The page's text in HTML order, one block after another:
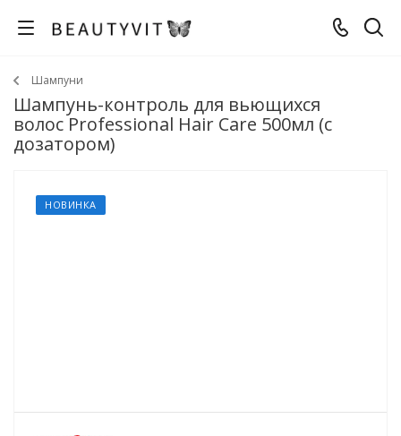
Шампуни
Шампунь-контроль для вьющихся
волос Professional Hair Care 500мл (с
дозатором)
НОВИНКА